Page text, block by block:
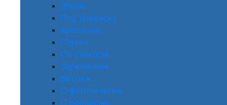
Эмаль
Под покраску
Крашеные
Глухие
Со стеклом
Зеркальные
Витраж
С фотопечатью
С росписью